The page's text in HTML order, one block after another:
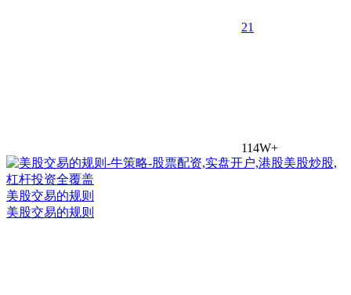
21
114W+
美股交易的规则
美股交易的规则